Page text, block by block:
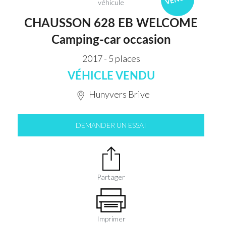
CHAUSSON 628 EB WELCOME
Camping-car occasion
2017 - 5 places
VÉHICLE VENDU
Hunyvers Brive
DEMANDER UN ESSAI
Partager
Imprimer